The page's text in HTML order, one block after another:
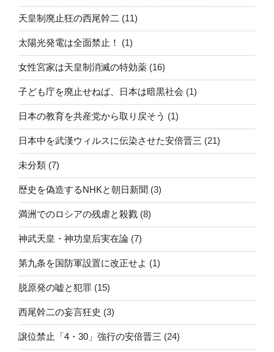
天皇制廃止狂の西尾幹二 (11)
太陽光発電は全面禁止！ (1)
女性宮家は天皇制消滅の特効薬 (16)
子ども庁を廃止せねば、日本は暗黒社会 (1)
日本の教育を共産党から取り戻そう (1)
日本中を武漢ウィルスに伝染させた安倍晋三 (21)
未分類 (7)
歴史を偽造するNHKと朝日新聞 (3)
満洲でのロシアの残虐と殺戮 (8)
神武天皇・神功皇后実在論 (7)
第九条を国防軍設置に改正せよ (1)
脱原発の嘘と犯罪 (15)
西尾幹二の妄言狂史 (3)
譲位禁止「4・30」強行の安倍晋三 (24)